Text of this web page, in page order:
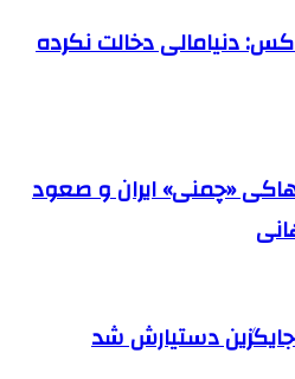
دنیامالی دخالت نکرده
«چمنی» ایران و صعود
دستیارش شد